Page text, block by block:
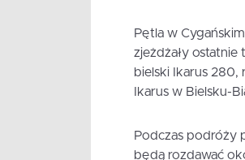
Pętla w
zjeżdżały ostatnie
bielski Ikarus 280,
Ikarus w Bielsku-
Podczas podróży
będą rozdawać